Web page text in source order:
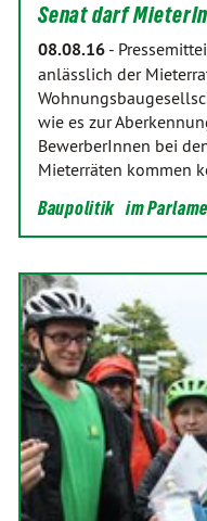
Senat darf
08.08.16 -
anlässlich der
wie es zur
BewerberInnen bei
Mieterräten kommen
Baupolitik im